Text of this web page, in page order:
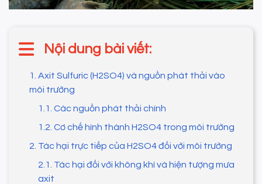
Nội dung bài viết:
1. Axit Sulfuric (H2SO4) và nguồn phát thải vào
môi trường
1.1. Các nguồn phát thải chính
1.2. Cơ chế hình thành H2SO4 trong môi trường
2. Tác hại trực tiếp của H2SO4 đối với môi trường
2.1. Tác hại đối với không khí và hiện tượng mưa
axit